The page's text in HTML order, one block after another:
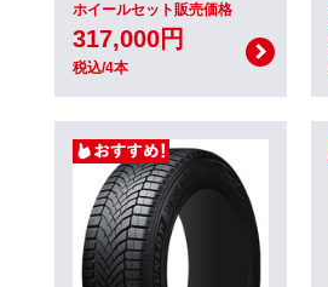
ホイールセット販売価格
317,000円
税込/4本